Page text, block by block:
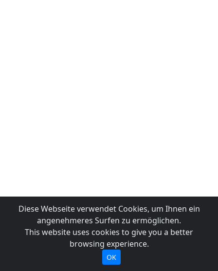
Diese Webseite verwendet Cookies, um Ihnen ein
angenehmeres Surfen zu ermöglichen.
This website uses cookies to give you a better
browsing experience.
OK